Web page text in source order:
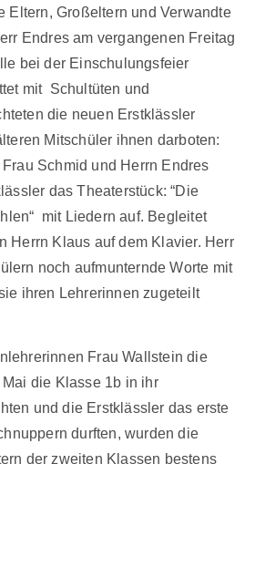
Eltern, Großeltern und Verwandte
Endres am vergangenen Freitag
bei der Einschulungsfeier
mit Schultüten und
die neuen Erstklässler
Mitschüler ihnen darboten:
Schmid und Herrn Endres
das Theaterstück: “Die
mit Liedern auf. Begleitet
Herrn Klaus auf dem Klavier. Herr
noch aufmunternde Worte mit
ihren Lehrerinnen zugeteilt
Frau Wallstein die
die Klasse 1b in ihr
und die Erstklässler das erste
durften, wurden die
der zweiten Klassen bestens